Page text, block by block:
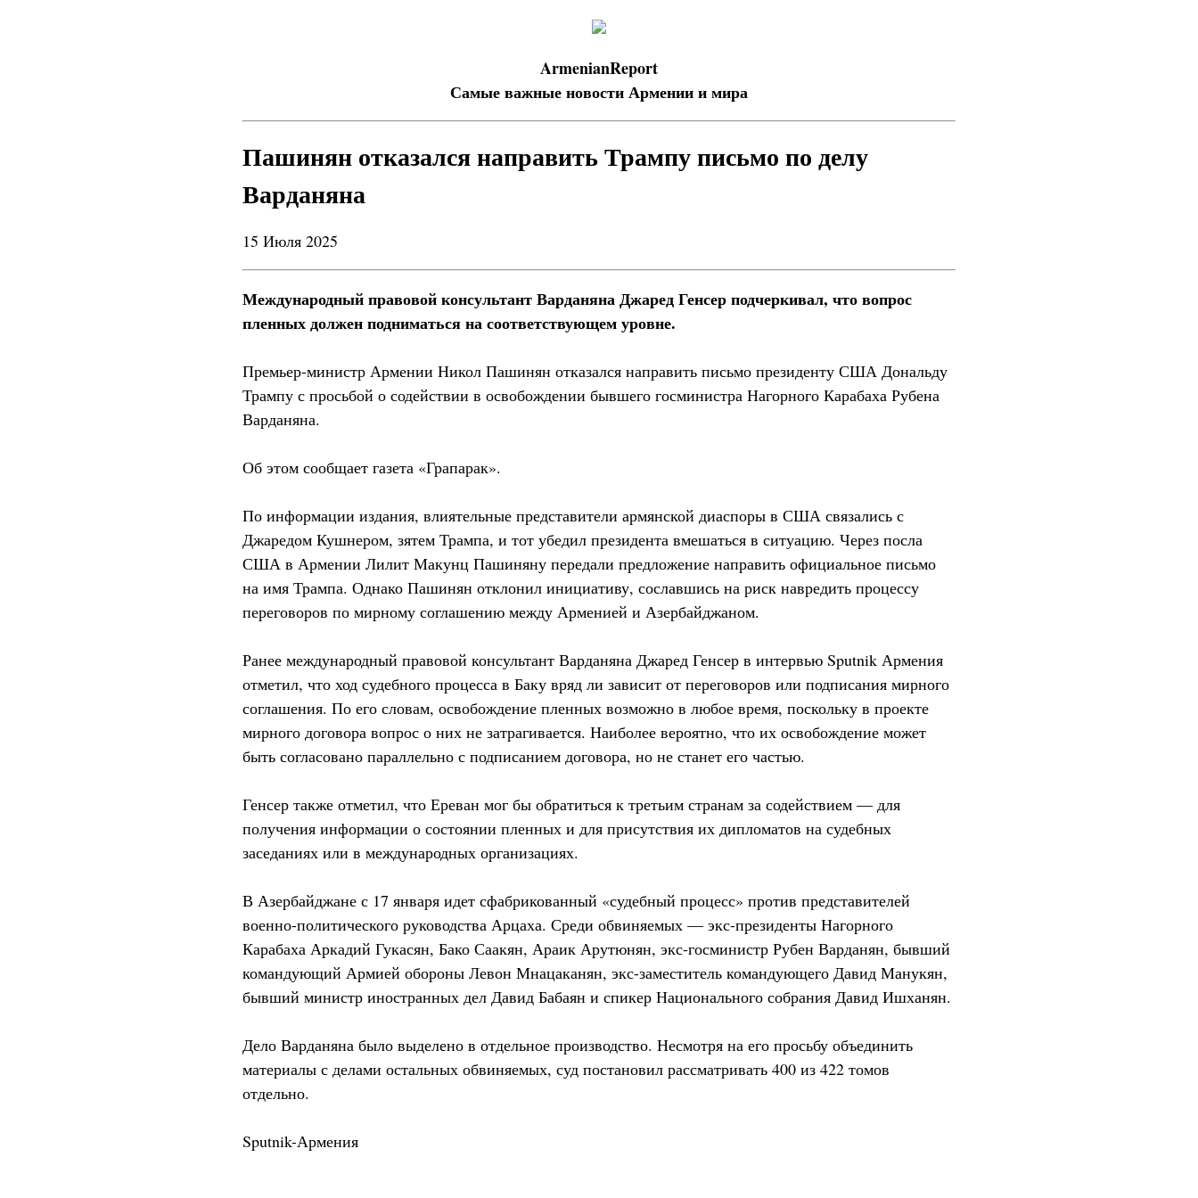
ArmenianReport
Самые важные новости Армении и мира
Пашинян отказался направить Трампу письмо по делу
Варданяна
15 Июля 2025
Международный правовой консультант Варданяна Джаред Генсер подчеркивал, что вопрос
пленных должен подниматься на соответствующем уровне.
Премьер-министр Армении Никол Пашинян отказался направить письмо президенту США Дональду
Трампу с просьбой о содействии в освобождении бывшего госминистра Нагорного Карабаха Рубена
Варданяна.
Об этом сообщает газета «Грапарак».
По информации издания, влиятельные представители армянской диаспоры в США связались с
Джаредом Кушнером, зятем Трампа, и тот убедил президента вмешаться в ситуацию. Через посла
США в Армении Лилит Макунц Пашиняну передали предложение направить официальное письмо
на имя Трампа. Однако Пашинян отклонил инициативу, сославшись на риск навредить процессу
переговоров по мирному соглашению между Арменией и Азербайджаном.
Ранее международный правовой консультант Варданяна Джаред Генсер в интервью Sputnik Армения
отметил, что ход судебного процесса в Баку вряд ли зависит от переговоров или подписания мирного
соглашения. По его словам, освобождение пленных возможно в любое время, поскольку в проекте
мирного договора вопрос о них не затрагивается. Наиболее вероятно, что их освобождение может
быть согласовано параллельно с подписанием договора, но не станет его частью.
Генсер также отметил, что Ереван мог бы обратиться к третьим странам за содействием — для
получения информации о состоянии пленных и для присутствия их дипломатов на судебных
заседаниях или в международных организациях.
В Азербайджане с 17 января идет сфабрикованный «судебный процесс» против представителей
военно-политического руководства Арцаха. Среди обвиняемых — экс-президенты Нагорного
Карабаха Аркадий Гукасян, Бако Саакян, Араик Арутюнян, экс-госминистр Рубен Варданян, бывший
командующий Армией обороны Левон Мнацаканян, экс-заместитель командующего Давид Манукян,
бывший министр иностранных дел Давид Бабаян и спикер Национального собрания Давид Ишханян.
Дело Варданяна было выделено в отдельное производство. Несмотря на его просьбу объединить
материалы с делами остальных обвиняемых, суд постановил рассматривать 400 из 422 томов
отдельно.
Sputnik-Армения